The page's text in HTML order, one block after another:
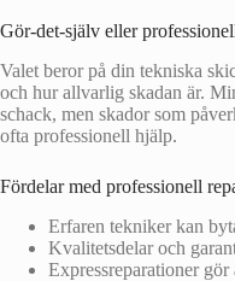
Gör-det-själv eller
Valet beror på din tekniska
och hur allvarlig skadan är.
schack, men skador som
ofta professionell hjälp.
Fördelar med professionell
Erfaren tekniker kan
Kvalitetsdelar och
Expressreparationer